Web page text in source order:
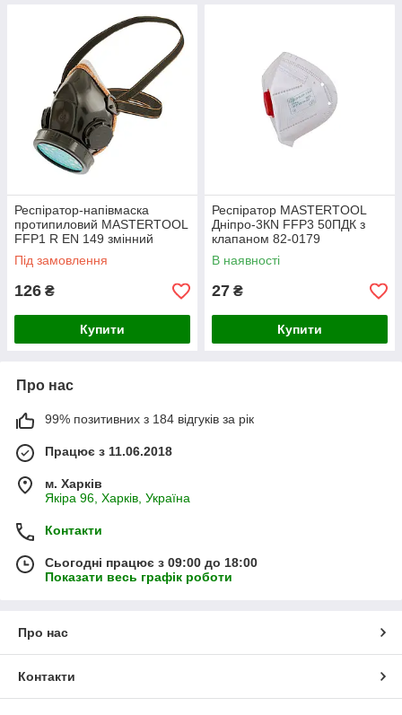
Респіратор-напівмаска
протипиловий MASTERTOOL
FFP1 R EN 149 змінний
протиаерозольний фільтр P1
82-0184
Під замовлення
126 ₴
Купити
Респіратор MASTERTOOL
Дніпро-3КN FFP3 50ПДК з
клапаном 82-0179
В наявності
27 ₴
Купити
Про нас
99% позитивних з 184 відгуків за рік
Працює з 11.06.2018
м. Харків
Якіра 96, Харків, Україна
Контакти
Сьогодні працює з 09:00 до 18:00
Показати весь графік роботи
Про нас
Контакти